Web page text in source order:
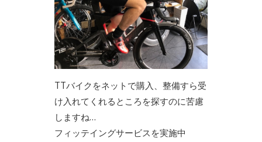
TTバイクをネットで購入、整備すら受
け入れてくれるところを探すのに苦慮
しますね…
フィッテイングサービスを実施中